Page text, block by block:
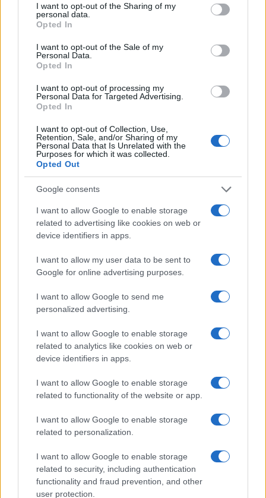
I want to opt-out of the Sharing of my
personal data.
Opted In
I want to opt-out of the Sale of my
Personal Data.
Opted In
I want to opt-out of processing my
Personal Data for Targeted Advertising.
Opted In
I want to opt-out of Collection, Use,
Retention, Sale, and/or Sharing of my
Personal Data that Is Unrelated with the
Purposes for which it was collected.
Opted Out
Google consents
I want to allow Google to enable storage
related to advertising like cookies on web or
device identifiers in apps.
I want to allow my user data to be sent to
Google for online advertising purposes.
I want to allow Google to send me
personalized advertising.
I want to allow Google to enable storage
related to analytics like cookies on web or
device identifiers in apps.
I want to allow Google to enable storage
related to functionality of the website or app.
I want to allow Google to enable storage
related to personalization.
I want to allow Google to enable storage
related to security, including authentication
functionality and fraud prevention, and other
user protection.
#intervju
#otac #priča #volim te